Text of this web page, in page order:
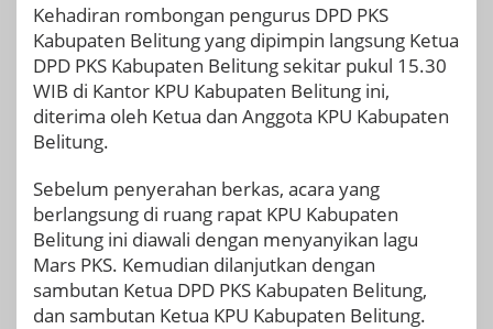
Kehadiran rombongan pengurus DPD PKS
Kabupaten Belitung yang dipimpin langsung Ketua
DPD PKS Kabupaten Belitung sekitar pukul 15.30
WIB di Kantor KPU Kabupaten Belitung ini,
diterima oleh Ketua dan Anggota KPU Kabupaten
Belitung.
Sebelum penyerahan berkas, acara yang
berlangsung di ruang rapat KPU Kabupaten
Belitung ini diawali dengan menyanyikan lagu
Mars PKS. Kemudian dilanjutkan dengan
sambutan Ketua DPD PKS Kabupaten Belitung,
dan sambutan Ketua KPU Kabupaten Belitung.